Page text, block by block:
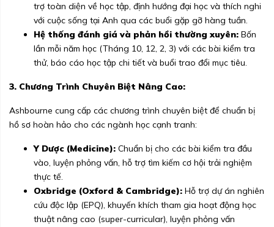
trợ toàn diện về học tập, định hướng đại học và thích nghi
với cuộc sống tại Anh qua các buổi gặp gỡ hàng tuần.
Hệ thống đánh giá và phản hồi thường xuyên: Bốn
lần mỗi năm học (Tháng 10, 12, 2, 3) với các bài kiểm tra
thử, báo cáo học tập chi tiết và buổi trao đổi mục tiêu.
3. Chương Trình Chuyên Biệt Nâng Cao:
Ashbourne cung cấp các chương trình chuyên biệt để chuẩn bị
hồ sơ hoàn hảo cho các ngành học cạnh tranh:
Y Dược (Medicine): Chuẩn bị cho các bài kiểm tra đầu
vào, luyện phỏng vấn, hỗ trợ tìm kiếm cơ hội trải nghiệm
thực tế.
Oxbridge (Oxford & Cambridge): Hỗ trợ dự án nghiên
cứu độc lập (EPQ), khuyến khích tham gia hoạt động học
thuật nâng cao (super-curricular), luyện phỏng vấn